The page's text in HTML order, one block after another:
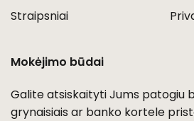
Straipsniai
Mokėjimo būdai
Galite atsiskaityti Jums patogiu
grynaisiais ar banko kortele